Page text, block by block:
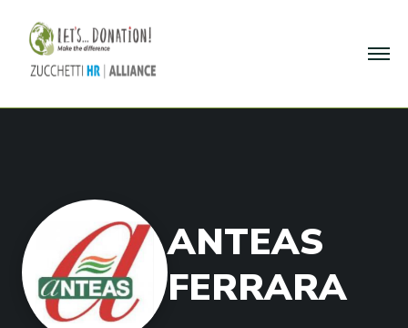
ANTEAS
FERRARA